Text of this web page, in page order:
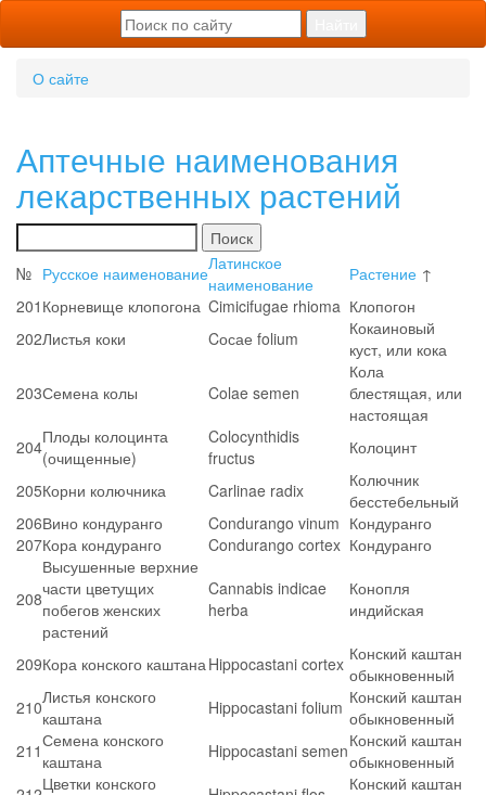
О сайте
Аптечные наименования
лекарственных растений
Поиск
№ Русское наименованиеЛатинское
наименование
Растение ↑
201 Корневище клопогона Cimicifugae rhioma Клопогон
202Листья коки Cосае folium
Кокаиновый
куст, или кока
203Семена колы Colae semen
Кола
блестящая, или
настоящая
204Плоды колоцинта
(очищенные)
Colocynthidis
fructus
Колоцинт
205Корни колючника Carlinae radix
Колючник
бесстебельный
206Вино кондуранго Condurango vinum Кондуранго
207Кора кондуранго Condurango cortex Кондуранго
208
Высушенные верхние
части цветущих
побегов женских
растений
Cannabis indicae
herba
Конопля
индийская
209Кора конского каштанаHippocastani cortex Конский каштан
обыкновенный
210Листья конского
каштана
Hippocastani folium Конский каштан
обыкновенный
211Семена конского
каштана
Hippocastani semenКонский каштан
обыкновенный
Цветки конского
Конский каштан